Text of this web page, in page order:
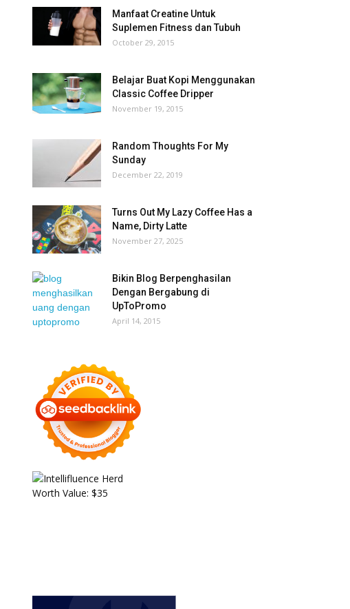
Manfaat Creatine Untuk
Suplemen Fitness dan Tubuh
October 29, 2015
Belajar Buat Kopi Menggunakan
Classic Coffee Dripper
November 19, 2015
Random Thoughts For My
Sunday
December 22, 2019
Turns Out My Lazy Coffee Has a
Name, Dirty Latte
November 27, 2025
Bikin Blog Berpenghasilan
Dengan Bergabung di
UpToPromo
April 14, 2015